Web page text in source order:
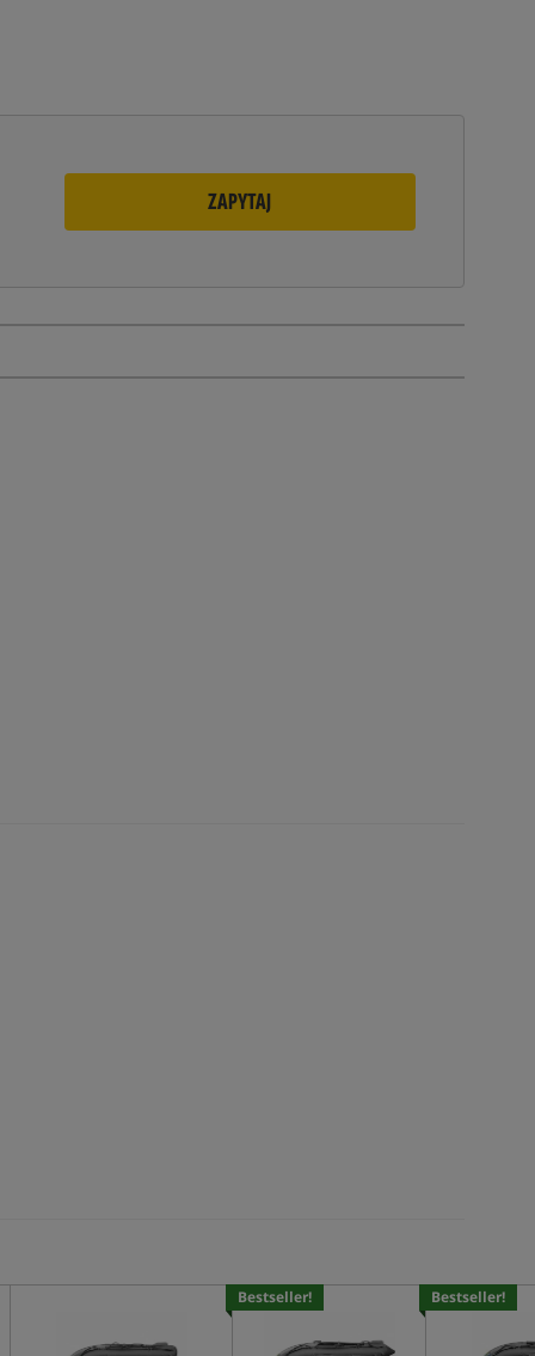
ZAPYTAJ
Bestseller! Bestseller!